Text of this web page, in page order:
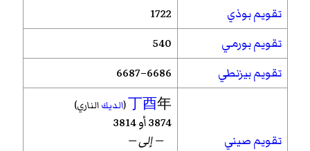
تقويم بوذي
1722
تقويم بورمي
540
تقويم بيزنطي
6686–6687
تقويم صيني
丁酉年
(الديكالناري)
3874 أو 3814
— إلى —